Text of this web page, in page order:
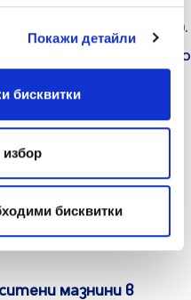
Покажи детайли
бисквитки
бисквитки
холестерол (HDL).
и по-специално
повиши нивата на
предимно
бягане и
на добрия
мазнини в